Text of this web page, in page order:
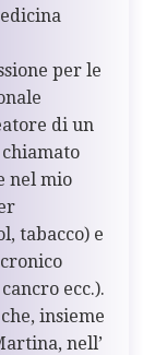
per le
di un
nel mio
tabacco) e
ecc.).
insieme
nell’